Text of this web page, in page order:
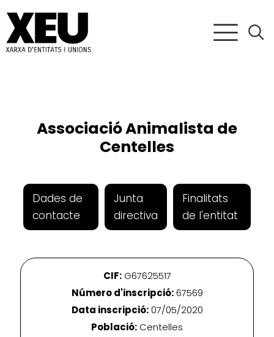
Associació Animalista de
Centelles
Dades de
contacte
Junta
directiva
Finalitats
de l'entitat
CIF:G67625517
Número d'inscripció:67569
Data inscripció:07/05/2020
Població: Centelles